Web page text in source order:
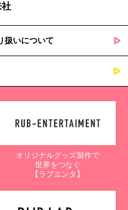
社
扱いについて
オリジナルグッズ製作で
世界をつなぐ
【ラブエンタ】